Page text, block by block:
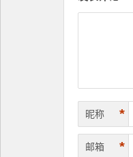
昵称 *
邮箱 *